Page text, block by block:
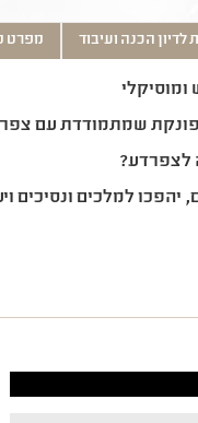
לדיון הכנה ועיבוד מפרט
שמתמודדת עם
לצפרדע?
יהפכו למלכים